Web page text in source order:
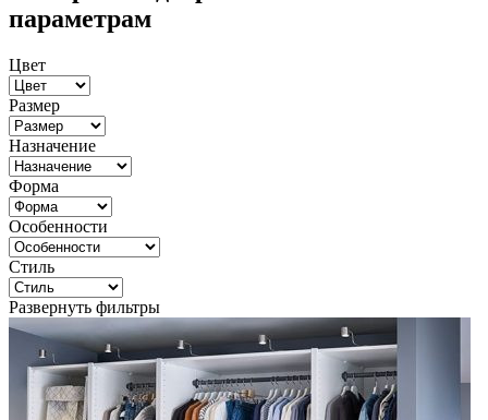
параметрам
Цвет
Размер
Назначение
Форма
Особенности
Стиль
Развернуть фильтры